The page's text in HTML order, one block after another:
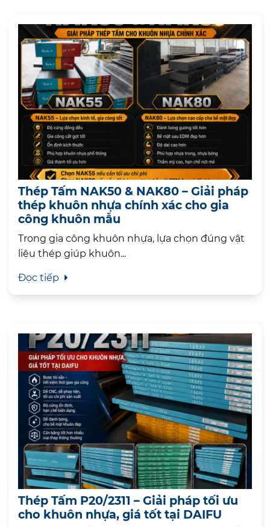
Thép Tấm NAK50 & NAK80 – Giải pháp
thép khuôn nhựa chính xác cho gia
công khuôn mẫu
Trong gia công khuôn nhựa, lựa chọn đúng vật
liệu thép giúp khuôn...
Đọc tiếp
Thép Tấm P20/2311 – Giải pháp tối ưu
cho khuôn nhựa, giá tốt tại DAIFU